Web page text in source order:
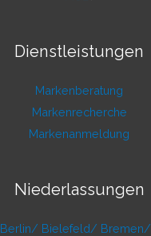
Dienstleistungen
Markenberatung
Markenrecherche
Markenanmeldung
Niederlassungen
Berlin/ Bielefeld/ Bremen/